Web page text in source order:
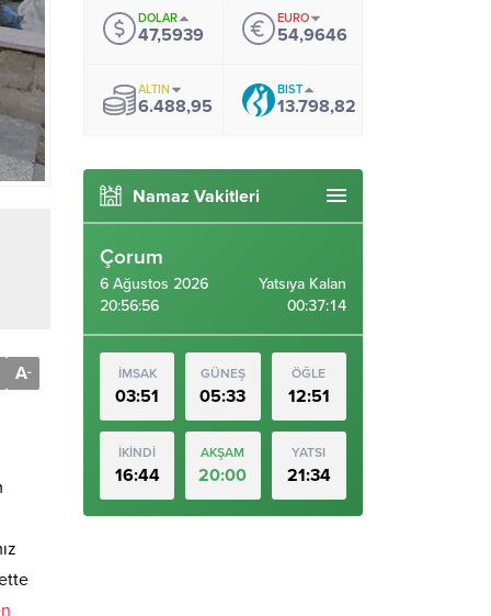
A-
DOLAR
47,5939
EURO
54,9646
ALTIN
6.488,95
BIST
13.798,82
Namaz Vakitleri
Çorum
6 Ağustos 2026
20:56:57
Yatsıya Kalan
00:37:13
İMSAK
03:51
GÜNEŞ
05:33
ÖĞLE
12:51
İKİNDİ
16:44
AKŞAM
20:00
YATSI
21:34